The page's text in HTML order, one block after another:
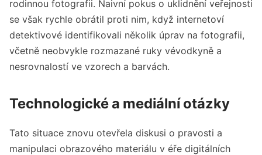
rodinnou fotografii. Naivní pokus o uklidnění veřejnosti
se však rychle obrátil proti nim, když internetoví
detektivové identifikovali několik úprav na fotografii,
včetně neobvykle rozmazané ruky vévodkyně a
nesrovnalostí ve vzorech a barvách.
Technologické a mediální otázky
Tato situace znovu otevřela diskusi o pravosti a
manipulaci obrazového materiálu v éře digitálních